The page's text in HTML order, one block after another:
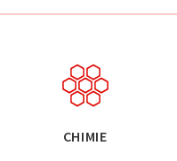
CHIMIE